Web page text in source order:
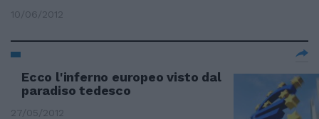
10/06/2012
Ecco l'inferno europeo visto dal
paradiso tedesco
27/05/2012